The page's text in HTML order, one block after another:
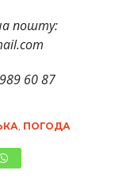
пошту:
60 87
ПОГОДА